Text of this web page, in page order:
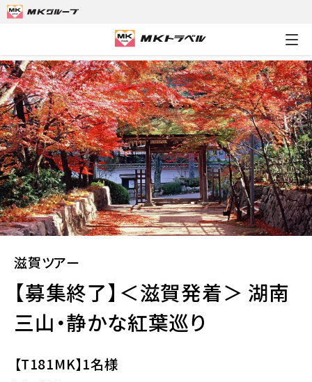
滋賀ツアー 【募集終了】＜滋賀発着＞ 湖南三
滋賀ツアー
【募集終了】＜滋賀発着＞ 湖南
三山・静かな紅葉巡り
【T181MK】1名様